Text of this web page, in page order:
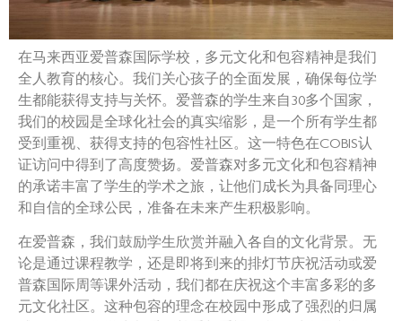
在马来西亚爱普森国际学校，多元文化和包容精神是我们
全人教育的核心。我们关心孩子的全面发展，确保每位学
生都能获得支持与关怀。爱普森的学生来自30多个国家，
我们的校园是全球化社会的真实缩影，是一个所有学生都
受到重视、获得支持的包容性社区。这一特色在COBIS认
证访问中得到了高度赞扬。爱普森对多元文化和包容精神
的承诺丰富了学生的学术之旅，让他们成长为具备同理心
和自信的全球公民，准备在未来产生积极影响。
在爱普森，我们鼓励学生欣赏并融入各自的文化背景。无
论是通过课程教学，还是即将到来的排灯节庆祝活动或爱
普森国际周等课外活动，我们都在庆祝这个丰富多彩的多
元文化社区。这种包容的理念在校园中形成了强烈的归属